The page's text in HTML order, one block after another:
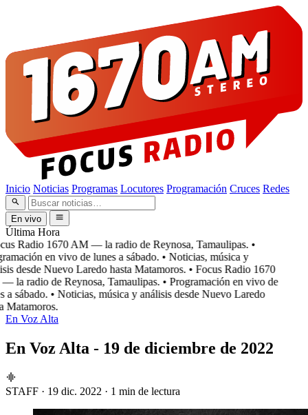
Inicio Noticias Programas Locutores Programación Cruces Redes
En vivo
Última Hora
Radio 1670 AM — la radio de Reynosa, Tamaulipas. •
en vivo de lunes a sábado. • Noticias, música y
desde Nuevo Laredo hasta Matamoros. • Focus Radio 1670
la radio de Reynosa, Tamaulipas. • Programación en vivo de
a sábado. • Noticias, música y análisis desde Nuevo Laredo
Matamoros.
En Voz Alta
En Voz Alta - 19 de diciembre de 2022
STAFF · 19 dic. 2022 · 1 min de lectura